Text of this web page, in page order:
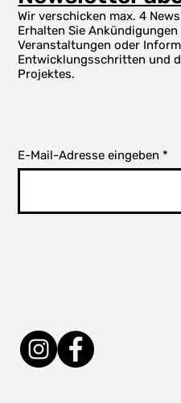
Wir verschicken max. 4
Erhalten Sie
Veranstaltungen oder
Entwicklungsschritten und
Projektes.
E-Mail-Adresse eingeben